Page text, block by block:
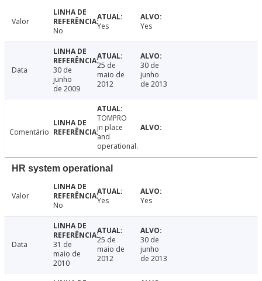
Valor
No
Yes Yes
Data
30 de
junho
de 2009
25 de
maio de
2012
30 de
junho
de 2013
Comentário
TOMPRO
in place
and
operational.
HR system operational
Valor
No
Yes Yes
Data
31 de
maio de
2010
25 de
maio de
2012
30 de
junho
de 2013